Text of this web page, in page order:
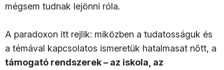
mégsem tudnak lejönni róla.
A paradoxon itt rejlik: miközben a tudatosságuk és
a témával kapcsolatos ismeretük hatalmasat nőtt, a
támogató rendszerek – az iskola, az